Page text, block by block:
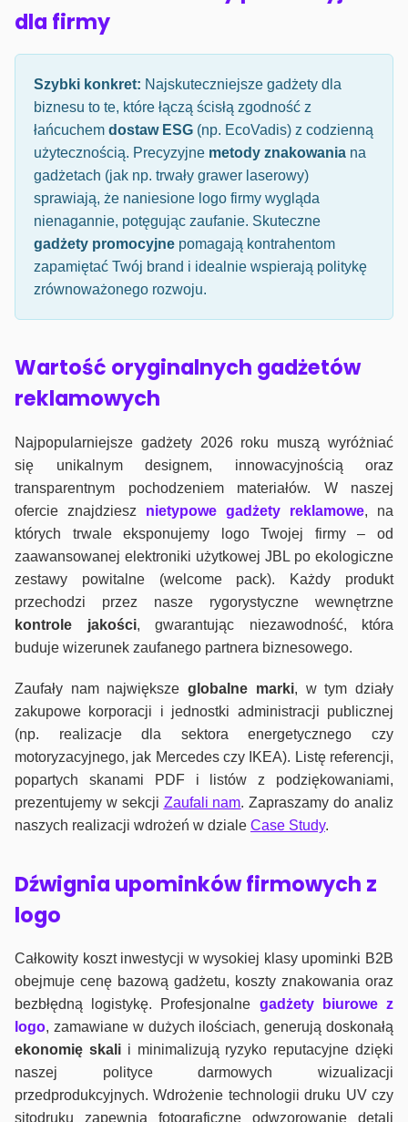
dla firmy
Szybki konkret: Najskuteczniejsze gadżety dla
biznesu to te, które łączą ścisłą zgodność z
łańcuchem dostaw ESG (np. EcoVadis) z codzienną
użytecznością. Precyzyjne metody znakowania na
gadżetach (jak np. trwały grawer laserowy)
sprawiają, że naniesione logo firmy wygląda
nienagannie, potęgując zaufanie. Skuteczne
gadżety promocyjne pomagają kontrahentom
zapamiętać Twój brand i idealnie wspierają politykę
zrównoważonego rozwoju.
Wartość oryginalnych gadżetów
reklamowych
Najpopularniejsze gadżety 2026 roku muszą wyróżniać
się unikalnym designem, innowacyjnością oraz
transparentnym pochodzeniem materiałów. W naszej
ofercie znajdziesz nietypowe gadżety reklamowe, na
których trwale eksponujemy logo Twojej firmy – od
zaawansowanej elektroniki użytkowej JBL po ekologiczne
zestawy powitalne (welcome pack). Każdy produkt
przechodzi przez nasze rygorystyczne wewnętrzne
kontrole jakości, gwarantując niezawodność, która
buduje wizerunek zaufanego partnera biznesowego.
Zaufały nam największeglobalne marki, w tym działy
zakupowe korporacji i jednostki administracji publicznej
(np. realizacje dla sektora energetycznego czy
motoryzacyjnego, jak Mercedes czy IKEA). Listę referencji,
popartych skanami PDF i listów z podziękowaniami,
prezentujemy w sekcji Zaufali nam. Zapraszamy do analiz
naszych realizacji wdrożeń w dziale Case Study.
Dźwignia upominków firmowych z
logo
Całkowity koszt inwestycji w wysokiej klasy upominki B2B
obejmuje cenę bazową gadżetu, koszty znakowania oraz
bezbłędną logistykę. Profesjonalne gadżety biurowe z
logo, zamawiane w dużych ilościach, generują doskonałą
ekonomię skalii minimalizują ryzyko reputacyjne dzięki
naszej polityce darmowych wizualizacji
przedprodukcyjnych. Wdrożenie technologii druku UV czy
sitodruku zapewnia fotograficzne odwzorowanie detali